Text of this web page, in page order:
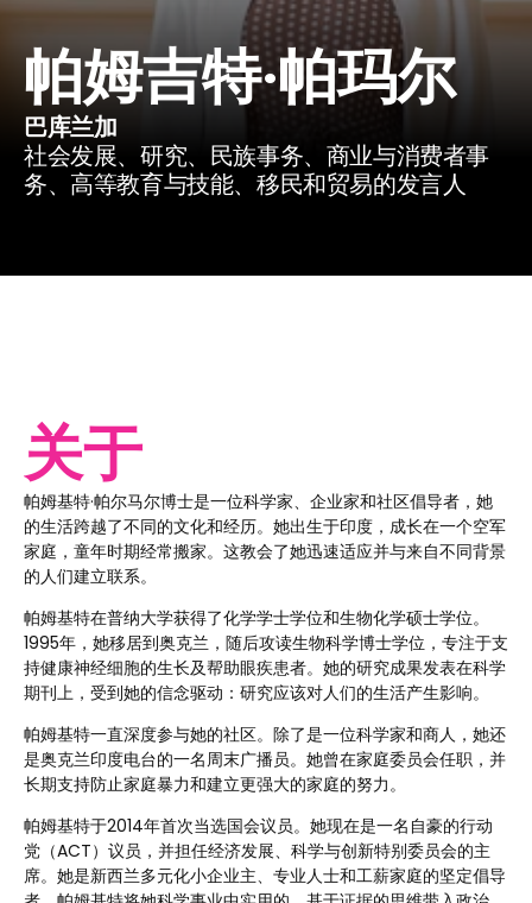
帕姆吉特·帕玛尔
巴库兰加
社会发展、研究、民族事务、商业与消费者事
务、高等教育与技能、移民和贸易的发言人
关于
帕姆基特·帕尔马尔博士是一位科学家、企业家和社区倡导者，她
的生活跨越了不同的文化和经历。她出生于印度，成长在一个空军
家庭，童年时期经常搬家。这教会了她迅速适应并与来自不同背景
的人们建立联系。
帕姆基特在普纳大学获得了化学学士学位和生物化学硕士学位。
1995年，她移居到奥克兰，随后攻读生物科学博士学位，专注于支
持健康神经细胞的生长及帮助眼疾患者。她的研究成果发表在科学
期刊上，受到她的信念驱动：研究应该对人们的生活产生影响。
帕姆基特一直深度参与她的社区。除了是一位科学家和商人，她还
是奥克兰印度电台的一名周末广播员。她曾在家庭委员会任职，并
长期支持防止家庭暴力和建立更强大的家庭的努力。
帕姆基特于2014年首次当选国会议员。她现在是一名自豪的行动
党（ACT）议员，并担任经济发展、科学与创新特别委员会的主
席。她是新西兰多元化小企业主、专业人士和工薪家庭的坚定倡导